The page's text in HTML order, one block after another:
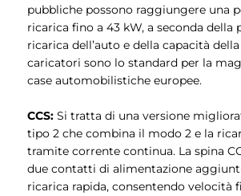
pubbliche possono raggiungere una
ricarica fino a 43 kW, a seconda della
ricarica dell’auto e della capacità
caricatori sono lo standard per la
case automobilistiche europee.
CCS:Si tratta di una versione
tipo 2 che combina il modo 2 e la
tramite corrente continua. La spina
due contatti di alimentazione
ricarica rapida, consentendo velocità